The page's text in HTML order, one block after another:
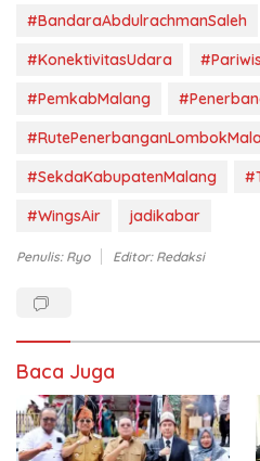
#BandaraAbdulrachmanSaleh
#KonektivitasUdara
#PemkabMalang
#SekdaKabupatenMalang
#WingsAir
jadikabar
Penulis: Ryo Editor: Redaksi
Baca Juga